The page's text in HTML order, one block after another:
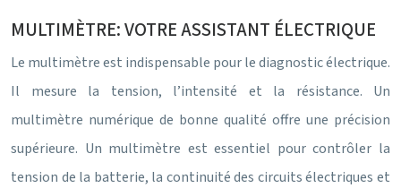
MULTIMÈTRE: VOTRE ASSISTANT ÉLECTRIQUE
Le multimètre est indispensable pour le diagnostic électrique.
Il mesure la tension, l’intensité et la résistance. Un
multimètre numérique de bonne qualité offre une précision
supérieure. Un multimètre est essentiel pour contrôler la
tension de la batterie, la continuité des circuits électriques et